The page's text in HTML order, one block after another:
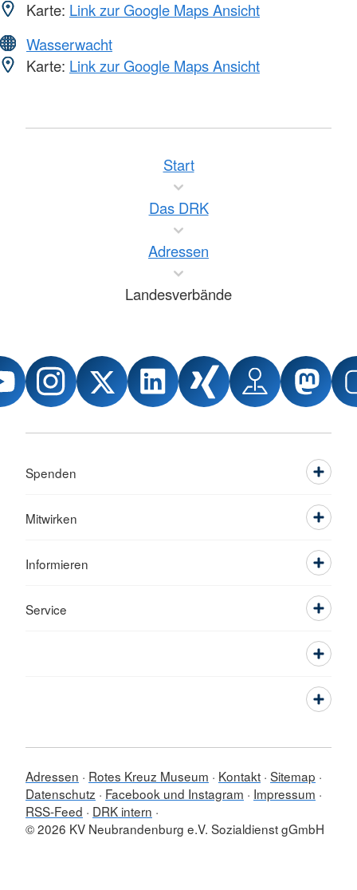
Karte: Link zur Google Maps Ansicht
Wasserwacht
Karte: Link zur Google Maps Ansicht
Start
Das DRK
Adressen
Landesverbände
Spenden
Mitwirken
Informieren
Service
Adressen Rotes Kreuz Museum Kontakt Sitemap
Datenschutz
Facebook und Instagram
Impressum
RSS-Feed
DRK intern
© 2026 KV Neubrandenburg e.V. Sozialdienst gGmbH